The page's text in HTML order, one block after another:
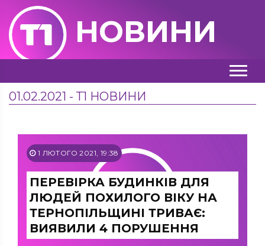
НОВИНИ
01.02.2021 - Т1 НОВИНИ
1 ЛЮТОГО 2021, 19:38
ПЕРЕВІРКА БУДИНКІВ ДЛЯ
ЛЮДЕЙ ПОХИЛОГО ВІКУ НА
ТЕРНОПІЛЬЩИНІ ТРИВАЄ:
ВИЯВИЛИ 4 ПОРУШЕННЯ